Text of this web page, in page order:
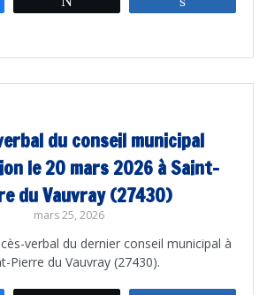
du conseil municipal
le 20 mars 2026 à Saint-
du Vauvray (27430)
mars 25, 2026
verbal du dernier conseil municipal à
Pierre du Vauvray (27430).